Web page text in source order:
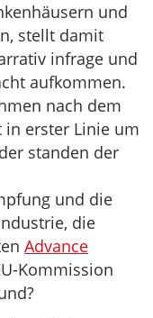
und
stellt damit
infrage und
aufkommen.
nach dem
in erster Linie um
standen der
und die
die
Advance
Kommission